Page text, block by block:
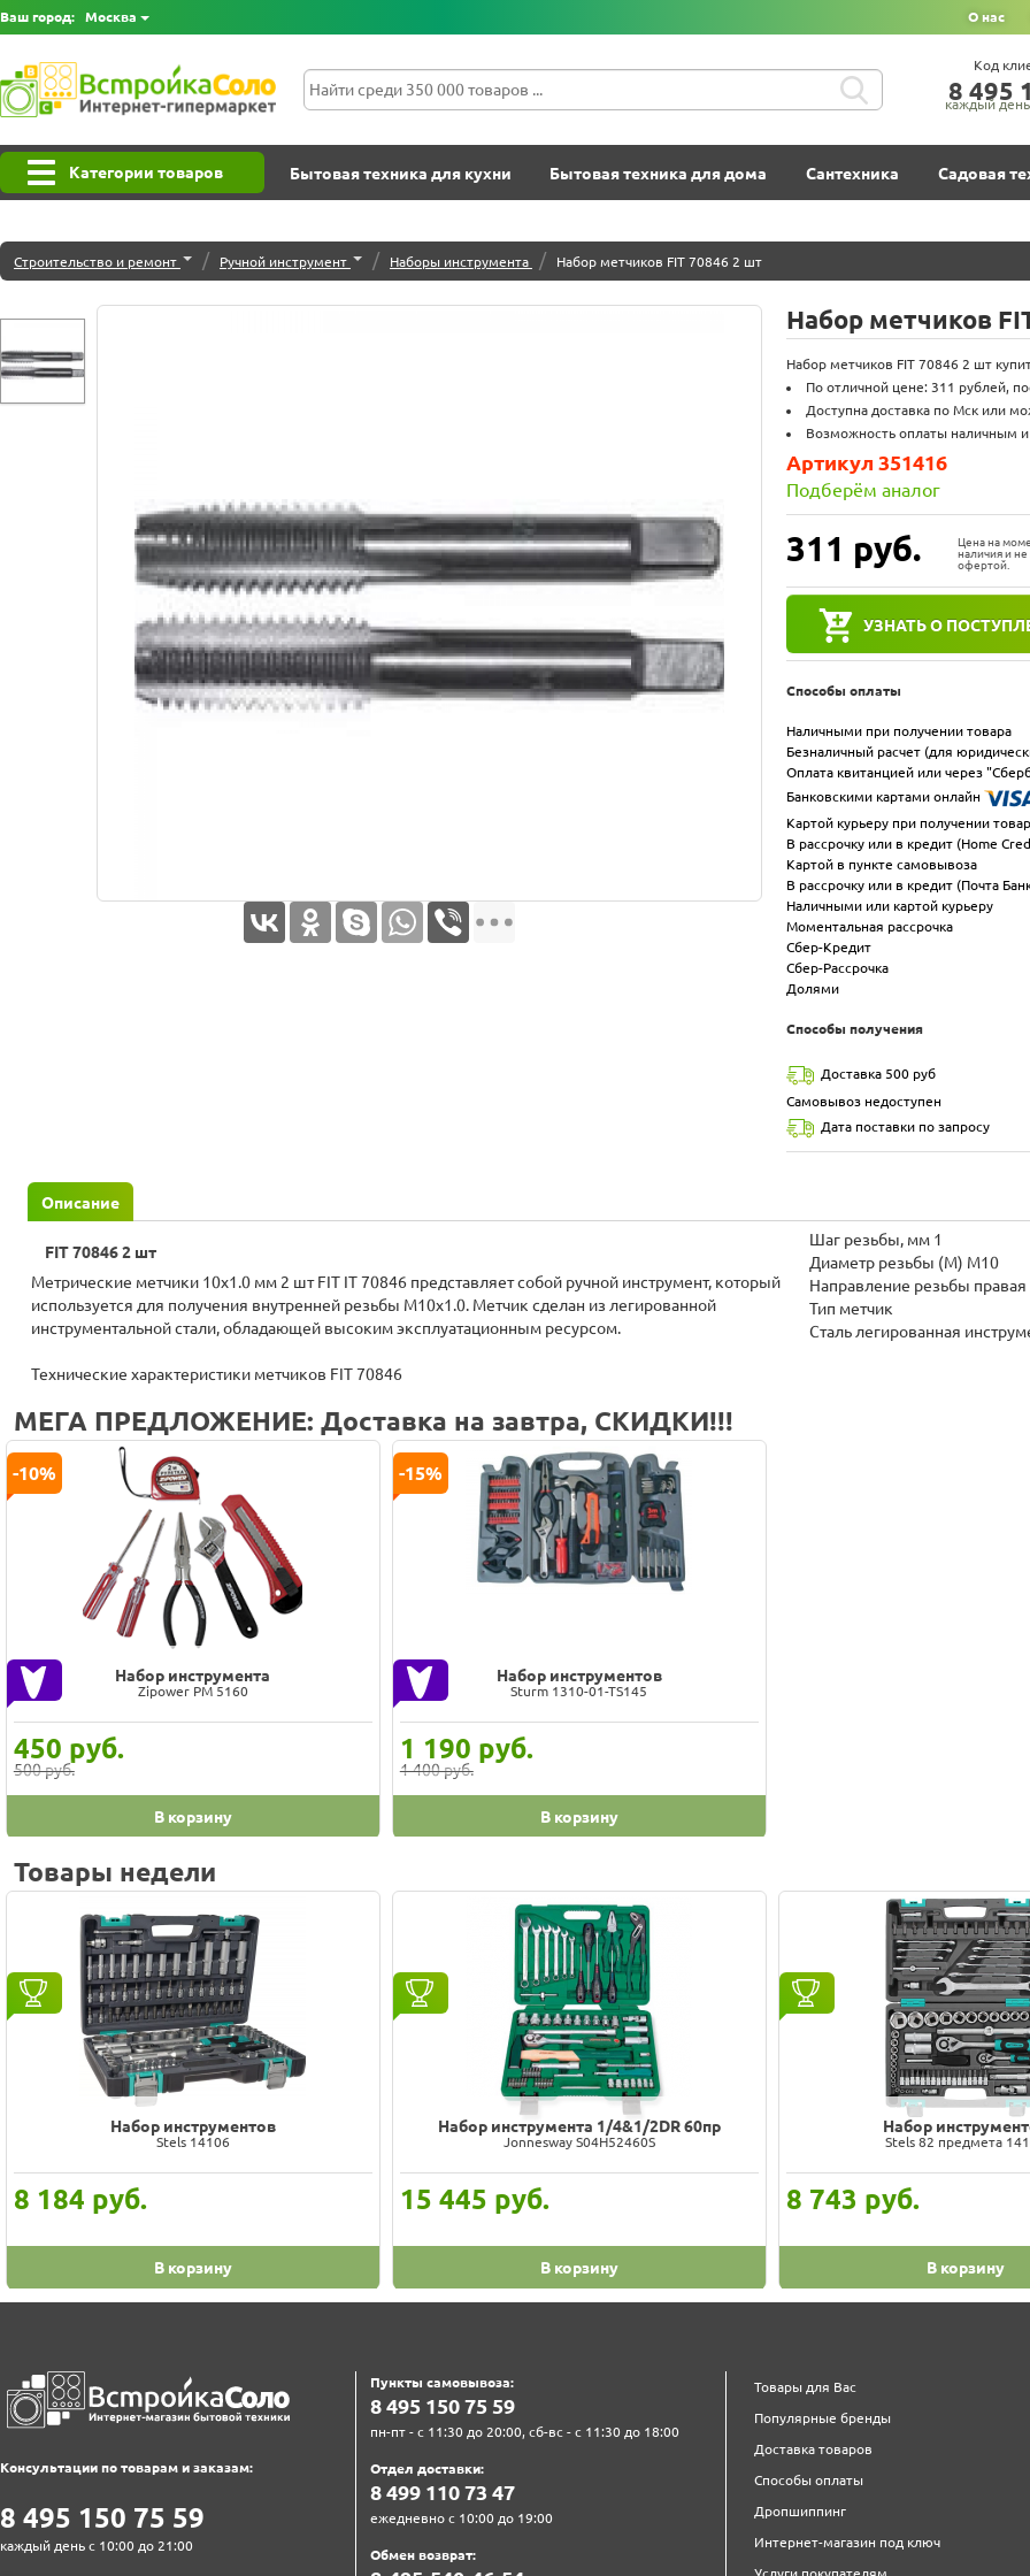
Ваш город: Москва О нас
8‍ 4‍9‍5‍
каждый
Код
Категории товаров Бытовая техника для кухни Бытовая техника для дома Сантехника Садовая
Строительство и ремонт / Ручной инструмент / Наборы инструмента / Набор метчиков FIT 70846 2 шт
Набор метчиков
Набор метчиков FIT 70846 2 шт
По отличной цене: 311 рублей,
Доступна доставка по Мск или
Возможность оплаты наличным
311 руб.
Цена на
наличия и не
офертой.
УЗНАТЬ О
Артикул 351416
Подберём аналог
Способы оплаты
Наличными при получении товара
Безналичный расчет (для
Оплата квитанцией или через
Банковскими картами онлайн
Картой курьеру при получении
В рассрочку или в кредит (Home
Картой в пункте самовывоза
В рассрочку или в кредит (Почта
Наличными или картой курьеру
Моментальная рассрочка
Сбер-Кредит
Сбер-Рассрочка
Долями
Способы получения
Доставка 500 руб
Самовывоз недоступен
Дата поставки по запросу
Описание
FIT 70846 2 шт
Метрические метчики 10х1.0 мм 2 шт FIT IT 70846 представляет собой ручной инструмент, который
используется для получения внутренней резьбы M10х1.0. Метчик сделан из легированной
инструментальной стали, обладающей высоким эксплуатационным ресурсом.
Технические характеристики метчиков FIT 70846
Шаг резьбы, мм 1
Диаметр резьбы (М) М10
Направление резьбы правая
Тип метчик
Сталь легированная
МЕГА ПРЕДЛОЖЕНИЕ: Доставка на завтра, СКИДКИ!!!
Набор инструмента
Zipower PM 5160
450 руб.
500 руб.
-10%
В корзину
Набор инструментов
Sturm 1310-01-TS145
1 190 руб.
1 400 руб.
-15%
В корзину
Товары недели
Набор инструментов
Stels 14106
8 184 руб.
В корзину
Набор инструмента 1/4&1/2DR 60пр
Jonnesway S04H52460S
15 445 руб.
В корзину
Набор
Stels 82 предмета
8 743 руб.
В корзину
Консультации по товарам и заказам:
8‍ 4‍9‍5‍ 1‍5‍0‍ 7‍5‍ 5‍9‍
каждый день с 10:00 до 21:00
Пункты самовывоза:
8‍ 4‍9‍5‍ 1‍5‍0‍ 7‍5‍ 5‍9‍
пн-пт - с 11:30 до 20:00, сб-вс - с 11:30 до 18:00
Отдел доставки:
8‍ 4‍9‍9‍ 1‍1‍0‍ 7‍3‍ 4‍7‍
ежедневно с 10:00 до 19:00
Обмен возврат:
Товары для Вас
Популярные бренды
Доставка товаров
Способы оплаты
Дропшиппинг
Интернет-магазин под ключ
Услуги покупателям